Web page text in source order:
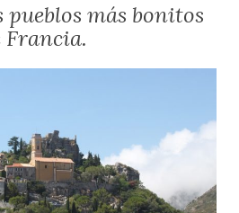
pueblos más bonitos
Francia.